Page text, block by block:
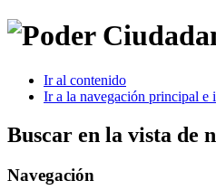
Ir al contenido
Ir a la navegación principal e
Buscar en la vista de
Navegación